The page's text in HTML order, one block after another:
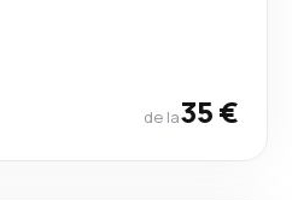
de la35 €